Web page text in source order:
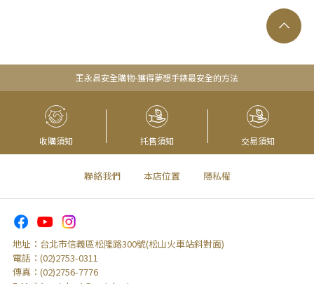
王永昌安全購物-獲得夢想手錶最安全的方法
收購須知 托售須知 交易須知
聯絡我們 本店位置 隱私權
地址： 台北市信義區松隆路300號(松山火車站斜對面)
電話： (02)2753-0311
傳真： (02)2756-7776